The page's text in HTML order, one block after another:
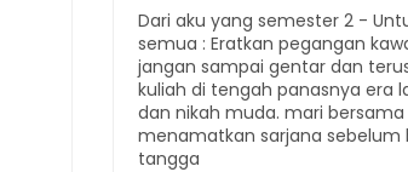
Dari aku yang semester 2 -
semua : Eratkan pegangan
jangan sampai gentar dan
kuliah di tengah panasnya era
dan nikah muda. mari bersama
menamatkan sarjana sebelum
tangga